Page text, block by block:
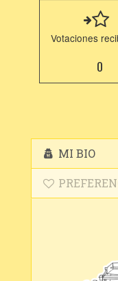
Votaciones
0
MI BIO